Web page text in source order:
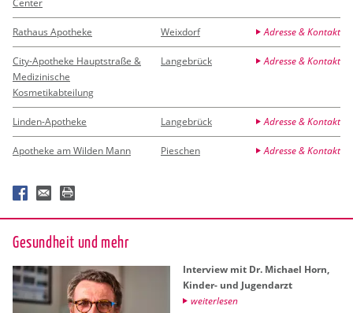
Rathaus Apotheke Weixdorf Adresse & Kontakt
City-Apotheke Hauptstraße &
Medizinische
Kosmetikabteilung
Langebrück Adresse & Kontakt
Linden-Apotheke Langebrück Adresse & Kontakt
Apotheke am Wilden Mann Pieschen Adresse & Kontakt
Ge­sund­heit und mehr
In­ter­view mit Dr. Mi­cha­el Horn,
Kin­der- und Ju­gend­arzt
wei­ter­le­sen